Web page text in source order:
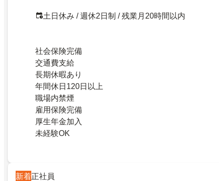
土日休み / 週休2日制 / 残業月20時間以内
社会保険完備
交通費支給
長期休暇あり
年間休日120日以上
職場内禁煙
雇用保険完備
厚生年金加入
未経験OK
新着正社員